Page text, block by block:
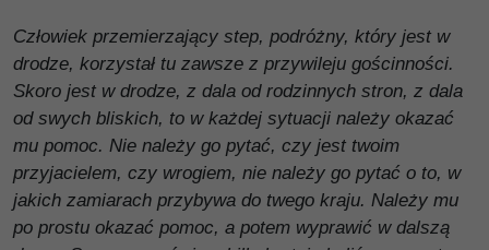
Człowiek przemierzający step, podróżny, który jest w
drodze, korzystał tu zawsze z przywileju gościnności.
Skoro jest w drodze, z dala od rodzinnych stron, z dala
od swych bliskich, to w każdej sytuacji należy okazać
mu pomoc. Nie należy go pytać, czy jest twoim
przyjacielem, czy wrogiem, nie należy go pytać o to, w
jakich zamiarach przybywa do twego kraju. Należy mu
po prostu okazać pomoc, a potem wyprawić w dalszą